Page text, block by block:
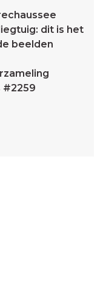
dit is het
beelden
#2259